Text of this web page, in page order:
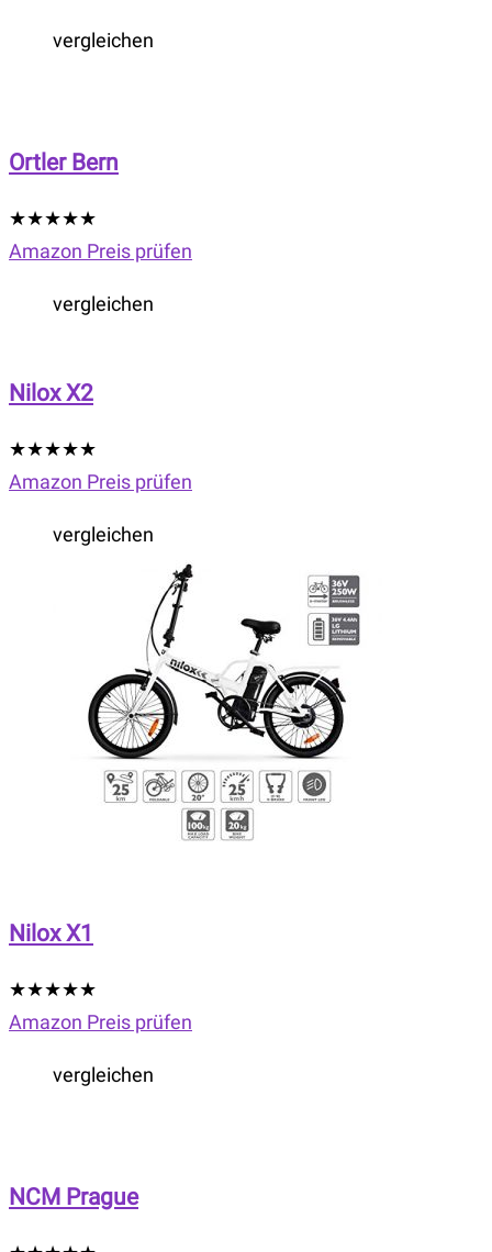
vergleichen
Ortler Bern
★★★★★
Amazon Preis prüfen
vergleichen
Nilox X2
★★★★★
Amazon Preis prüfen
vergleichen
Nilox X1
★★★★★
Amazon Preis prüfen
vergleichen
NCM Prague